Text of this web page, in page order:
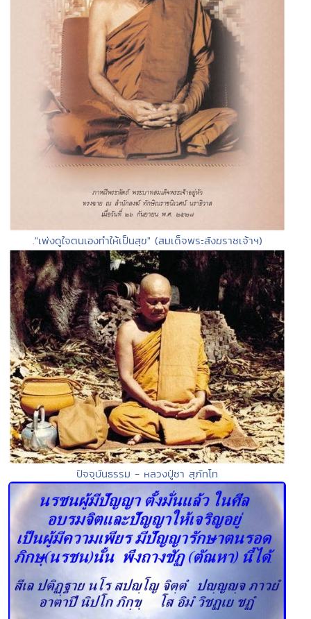
."เพ่งดูใจตนเองทำให้เป็นสุข" (สมเด็จพระสังฆราชเจ้าฯ)
ปัจจุบันธรรม - หลวงปู่ชา สุภัทโท